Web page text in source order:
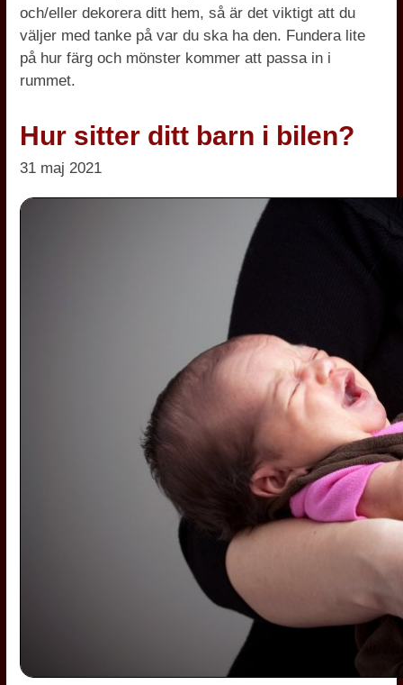
och/eller dekorera ditt hem, så är det viktigt att du
väljer med tanke på var du ska ha den. Fundera lite
på hur färg och mönster kommer att passa in i
rummet.
Hur sitter ditt barn i bilen?
31 maj 2021